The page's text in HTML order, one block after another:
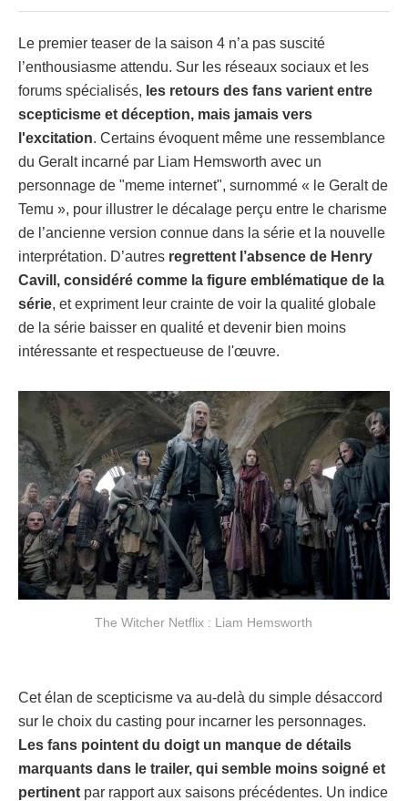
Le premier teaser de la saison 4 n’a pas suscité
l’enthousiasme attendu. Sur les réseaux sociaux et les
forums spécialisés, les retours des fans varient entre
scepticisme et déception, mais jamais vers
l'excitation. Certains évoquent même une ressemblance
du Geralt incarné par Liam Hemsworth avec un
personnage de "meme internet", surnommé « le Geralt de
Temu », pour illustrer le décalage perçu entre le charisme
de l’ancienne version connue dans la série et la nouvelle
interprétation. D’autres regrettent l’absence de Henry
Cavill, considéré comme la figure emblématique de la
série, et expriment leur crainte de voir la qualité globale
de la série baisser en qualité et devenir bien moins
intéressante et respectueuse de l'œuvre.
The Witcher Netflix : Liam Hemsworth
Cet élan de scepticisme va au-delà du simple désaccord
sur le choix du casting pour incarner les personnages.
Les fans pointent du doigt un manque de détails
marquants dans le trailer, qui semble moins soigné et
pertinent par rapport aux saisons précédentes. Un indice